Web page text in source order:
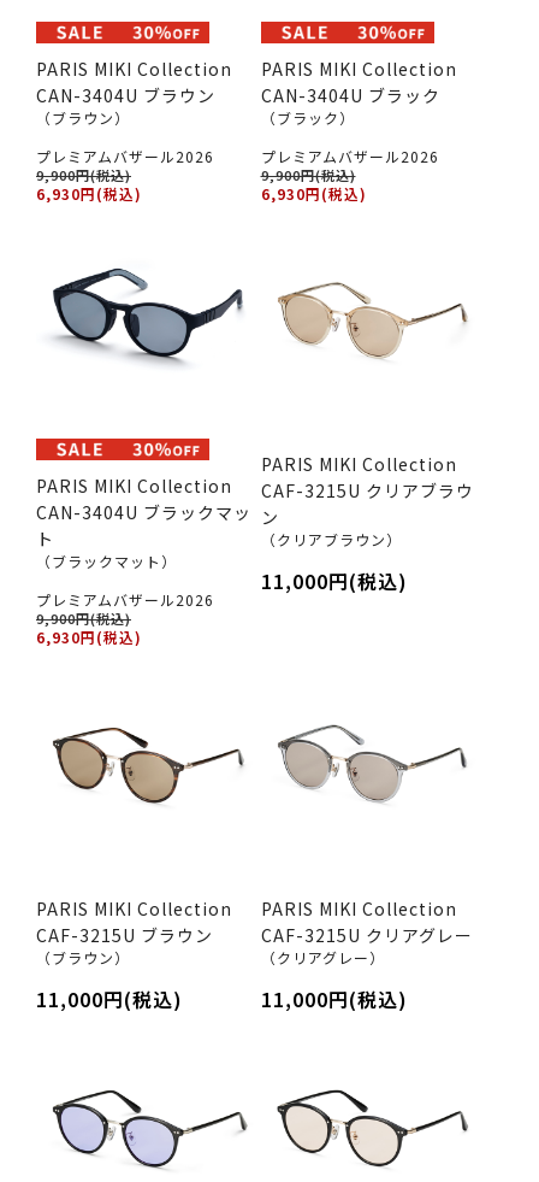
PARIS MIKI Collection
CAN-3404U ブラウン
（ブラウン）
プレミアムバザール2026
9,900円(税込)
6,930円(税込)
PARIS MIKI Collection
CAN-3404U ブラック
（ブラック）
プレミアムバザール2026
9,900円(税込)
6,930円(税込)
PARIS MIKI Collection
CAN-3404U ブラックマッ
ト
（ブラックマット）
プレミアムバザール2026
9,900円(税込)
6,930円(税込)
PARIS MIKI Collection
CAF-3215U クリアブラウ
ン
（クリアブラウン）
11,000円(税込)
PARIS MIKI Collection
CAF-3215U ブラウン
（ブラウン）
11,000円(税込)
PARIS MIKI Collection
CAF-3215U クリアグレー
（クリアグレー）
11,000円(税込)